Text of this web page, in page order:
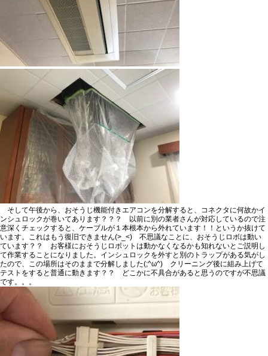
そして午後から、おそうじ機能付きエアコンを分解すると、コネクタに何故かイ
ンシュロックが巻いてあります？？？ 以前に別の業者さんが対応しているので注
意深くチェックすると、 ケーブルが１本根本から外れています！！というか抜けて
います。これはもう復旧できません(>_<) 不思議なことに、おそうじロボは動い
ています？？ お客様におそうじロボットは動かなくなるかも知れないとご説明し
て作業することになりました。インシュロックを外すと別のトラップがある気がし
たので、この場所はそのままで分解しました(;^ω^) クリーニング後に組み上げて
テストをすると普通に動きます？？ どこかに不具合があると思うのですが不思議
です。。。